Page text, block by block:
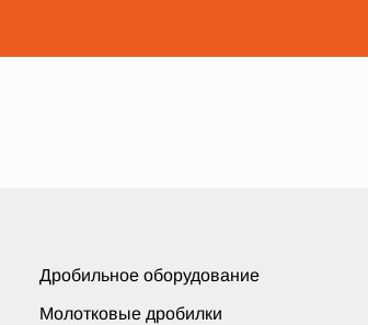
Дробильное оборудование
Молотковые дробилки